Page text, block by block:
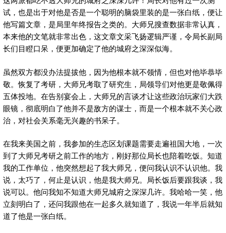
试，也是出于对他是否是一个聪明的脑袋里装的是一张白纸，便让
他写篇文章，是局里年终报告之类的。大师兄搜查数据非常认真，
本来他的文笔就非常出色，这文章文采飞扬逻辑严谨，令局长副局
长们目瞪口呆，便更加确定了他的城府之深深似海。
虽然双方都没办法提拔他，因为他根本就不领情，但也对他毕恭毕
敬。恢复了考研，大师兄考取了研究生，局领导们对他更是敬佩得
五体投地。在告别宴会上，大师兄的言谈才让这些政治玩家们大跌
眼镜，彻底明白了他并不是敌方的谋士，而是一个根本就不关心政
治，对社会关系毫无兴趣的书呆子。
在我来美国之前，我参加的生态区划课题需要走遍祖国大地，一次
到了大师兄考研之前工作的地方，刚好那位局长也陪着吃饭。知道
我的工作单位，他突然想起了我大师兄，便问我认识不认识他。我
说，太巧了，何止是认识，他是我大师兄。局长饭后要跟我谈，我
说可以。他问我知不知道大师兄城府之深深几许。我哈哈一笑，他
立刻明白了，还问我跟他在一起多久就知道了，我说一年半后就知
道了他是一张白纸。